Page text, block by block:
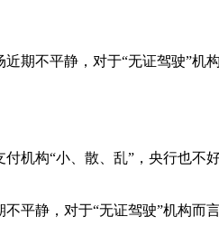
近期不平静，对于“无证驾驶”机
构“小、散、乱”，央行也不好
不平静，对于“无证驾驶”机构而